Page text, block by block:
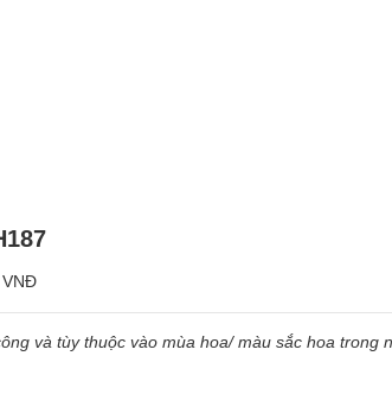
VNĐ
và tùy thuộc vào mùa hoa/ màu sắc hoa